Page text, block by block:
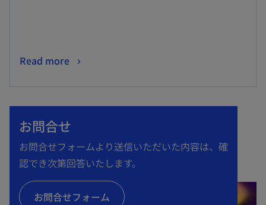
Read more
タ
で
開
お問合せ
お問合せフォームより送信いただいた内容は、確
認でき次第回答いたします。
お問合せフォーム